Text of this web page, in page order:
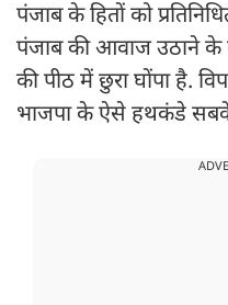
पंजाब के हितों को
पंजाब की आवाज उठाने के
की पीठ में छुरा घोंपा है.
भाजपा के ऐसे हथकंडे